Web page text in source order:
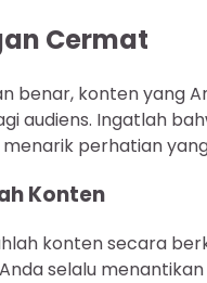
Cermat
benar, konten yang
audiens. Ingatlah
perhatian
Konten
konten secara
selalu